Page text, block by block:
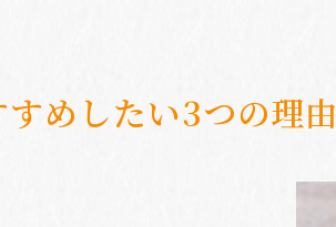
すめしたい3つの理由